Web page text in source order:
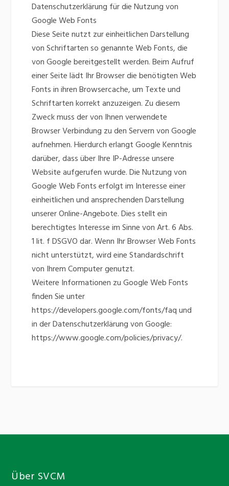
Datenschutzerklärung für die Nutzung von
Google Web Fonts
Diese Seite nutzt zur einheitlichen Darstellung
von Schriftarten so genannte Web Fonts, die
von Google bereitgestellt werden. Beim Aufruf
einer Seite lädt Ihr Browser die benötigten Web
Fonts in ihren Browsercache, um Texte und
Schriftarten korrekt anzuzeigen. Zu diesem
Zweck muss der von Ihnen verwendete
Browser Verbindung zu den Servern von Google
aufnehmen. Hierdurch erlangt Google Kenntnis
darüber, dass über Ihre IP-Adresse unsere
Website aufgerufen wurde. Die Nutzung von
Google Web Fonts erfolgt im Interesse einer
einheitlichen und ansprechenden Darstellung
unserer Online-Angebote. Dies stellt ein
berechtigtes Interesse im Sinne von Art. 6 Abs.
1 lit. f DSGVO dar. Wenn Ihr Browser Web Fonts
nicht unterstützt, wird eine Standardschrift
von Ihrem Computer genutzt.
Weitere Informationen zu Google Web Fonts
finden Sie unter
https://developers.google.com/fonts/faq und
in der Datenschutzerklärung von Google:
https://www.google.com/policies/privacy/.
Über SVCM